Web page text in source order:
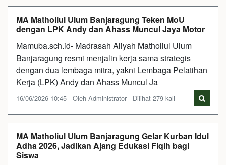
MA Matholiul Ulum Banjaragung Teken MoU
dengan LPK Andy dan Ahass Muncul Jaya Motor
Mamuba.sch.id- Madrasah Aliyah Matholiul Ulum
Banjaragung resmi menjalin kerja sama strategis
dengan dua lembaga mitra, yakni Lembaga Pelatihan
Kerja (LPK) Andy dan Ahass Muncul Ja
16/06/2026 10:45 - Oleh Administrator - Dilihat 279 kali
MA Matholiul Ulum Banjaragung Gelar Kurban Idul
Adha 2026, Jadikan Ajang Edukasi Fiqih bagi
Siswa